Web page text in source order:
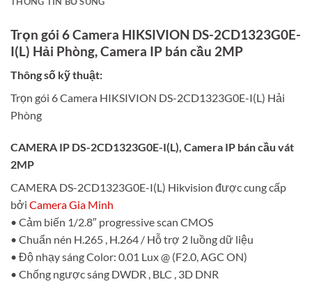
Trọn gói 6 Camera HIKSIVION DS-2CD1323G0E-
I(L) Hải Phòng, Camera IP bán cầu 2MP
Thông số kỹ thuật:
Trọn gói 6 Camera HIKSIVION DS-2CD1323G0E-I(L) Hải
Phòng
CAMERA IP DS-2CD1323G0E-I(L), Camera IP bán cầu vát
2MP
CAMERA DS-2CD1323G0E-I(L) Hikvision được cung cấp
bởi Camera Gia Minh
• Cảm biến 1/2.8″ progressive scan CMOS
• Chuẩn nén H.265 , H.264 / Hỗ trợ 2 luồng dữ liệu
• Độ nhạy sáng Color: 0.01 Lux @ (F2.0, AGC ON)
• Chống ngược sáng DWDR , BLC , 3D DNR